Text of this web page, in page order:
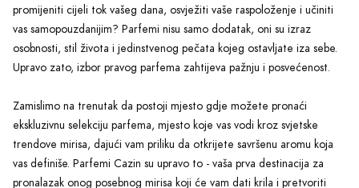
promijeniti cijeli tok vašeg dana, osvježiti vaše raspoloženje i učiniti
vas samopouzdanijim? Parfemi nisu samo dodatak, oni su izraz
osobnosti, stil života i jedinstvenog pečata kojeg ostavljate iza sebe.
Upravo zato, izbor pravog parfema zahtijeva pažnju i posvećenost.
Zamislimo na trenutak da postoji mjesto gdje možete pronaći
ekskluzivnu selekciju parfema, mjesto koje vas vodi kroz svjetske
trendove mirisa, dajući vam priliku da otkrijete savršenu aromu koja
vas definiše. Parfemi Cazin su upravo to - vaša prva destinacija za
pronalazak onog posebnog mirisa koji će vam dati krila i pretvoriti